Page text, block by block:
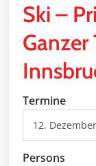
Ski –
Ganzer
Termine
Persons